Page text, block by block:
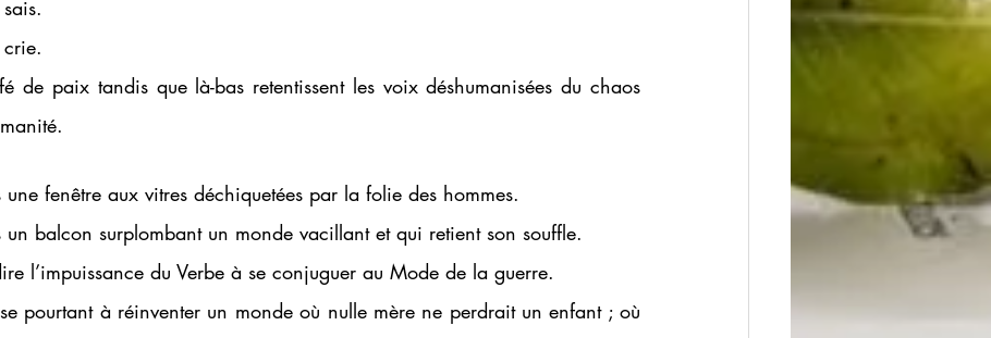
crie.
de paix tandis que là-bas retentissent les voix déshumanisées du chaos
une fenêtre aux vitres déchiquetées par la folie des hommes.
un balcon surplombant un monde vacillant et qui retient son souffle.
l’impuissance du Verbe à se conjuguer au Mode de la guerre.
pourtant à réinventer un monde où nulle mère ne perdrait un enfant ; où